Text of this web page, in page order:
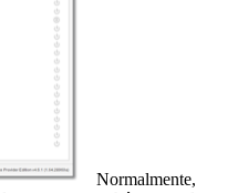
Normalmente,